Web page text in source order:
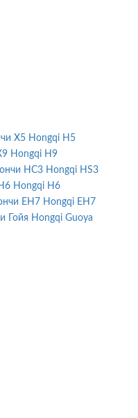
Hongqi H5
Hongqi H9
Hongqi HS3
Hongqi H6
Hongqi EH7
Hongqi Guoya